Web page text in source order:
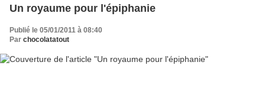
Un royaume pour l'épiphanie
Publié le 05/01/2011 à 08:40
Par chocolatatout